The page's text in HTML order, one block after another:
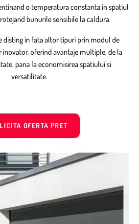
o temperatura constanta in spatiul
bunurile sensibile la caldura.
disting in fata altor tipuri prin modul de
inovator, oferind avantaje multiple, de la
pana la economisirea spatiului si
versatilitate.
OFERTA PRET